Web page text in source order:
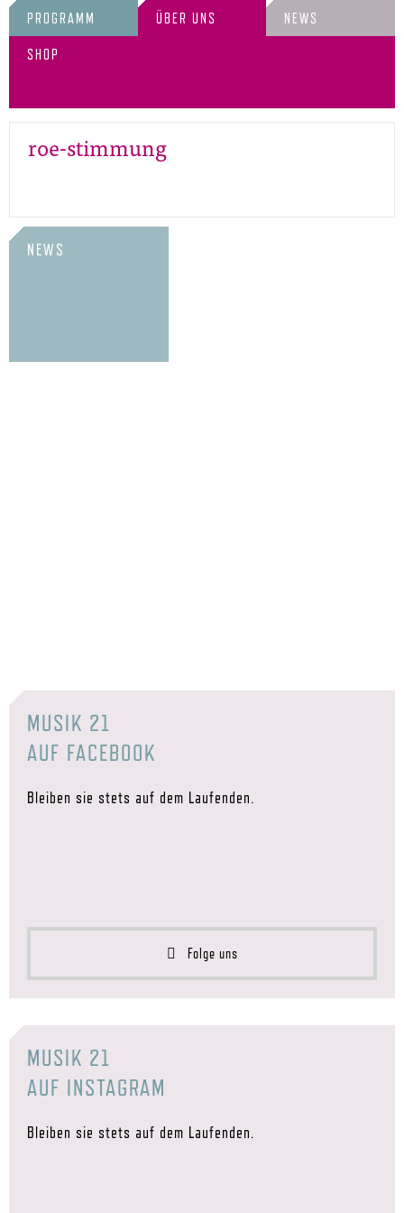
PROGRAMM ÜBER UNS NEWS
SHOP
roe-stimmung
NEWS
MUSIK 21
AUF FACEBOOK
Bleiben sie stets auf dem Laufenden.
Folge uns
MUSIK 21
AUF INSTAGRAM
Bleiben sie stets auf dem Laufenden.